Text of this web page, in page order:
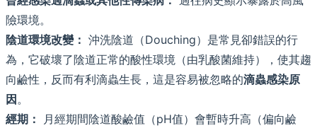
險環境。
陰道環境改變： 沖洗陰道（Douching）是常見卻錯誤的行
為，它破壞了陰道正常的酸性環境（由乳酸菌維持），使其趨
向鹼性，反而有利滴蟲生長，這是容易被忽略的滴蟲感染原
因 。
經期：
月經期間陰道酸鹼值（pH值）會暫時升高（偏向鹼